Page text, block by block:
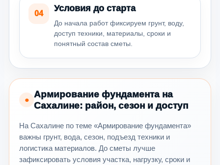
04
Условия до старта
До начала работ фиксируем грунт, воду,
доступ техники, материалы, сроки и
понятный состав сметы.
●
Армирование фундамента на
Сахалине: район, сезон и доступ
На Сахалине по теме «Армирование фундамента»
важны грунт, вода, сезон, подъезд техники и
логистика материалов. До сметы лучше
зафиксировать условия участка, нагрузку, сроки и